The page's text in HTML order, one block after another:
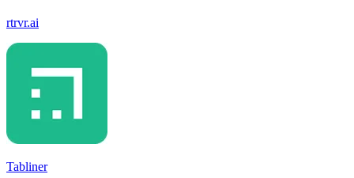
rtrvr.ai
Tabliner